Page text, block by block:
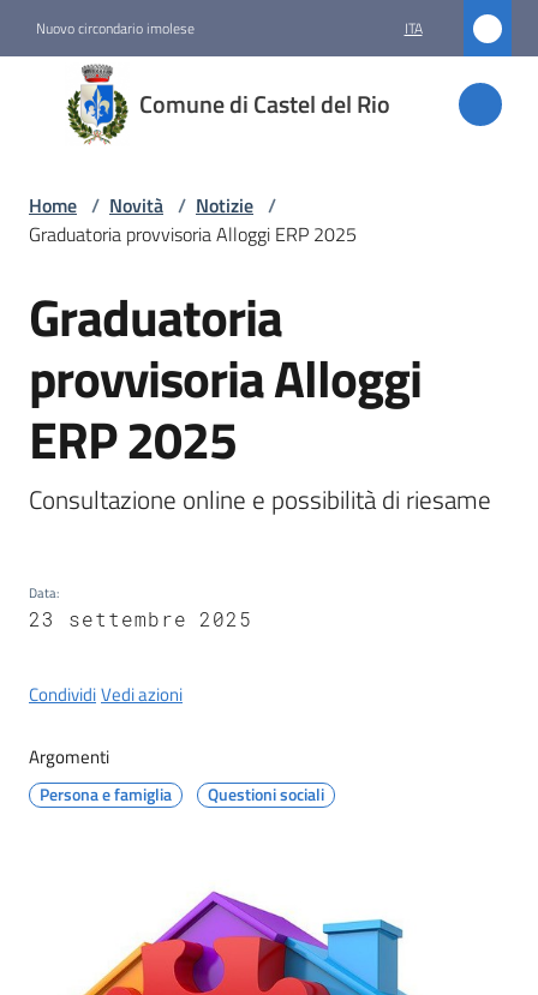
Nuovo circondario imolese ITA
Comune di Castel del Rio
Comune
di
Castel
Amministrazione
Menu selezionato
Servizi
Vivere
Rio
Servizi
on-
line
Home / Novità / Notizie /
Graduatoria provvisoria Alloggi ERP 2025
Salta al contenuto
Graduatoria
provvisoria Alloggi
ERP 2025
Consultazione online e possibilità di riesame
Data:
23 settembre 2025
CondividiVedi azioni
Argomenti
Persona e famiglia Questioni sociali